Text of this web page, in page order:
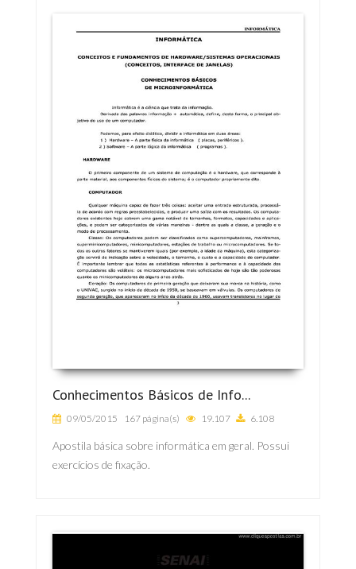
Conhecimentos Básicos de Info...
09/05/2015 167 página(s) 19.107 6.108
Apostila básica sobre informática em geral. Possui
exercícios de fixação.